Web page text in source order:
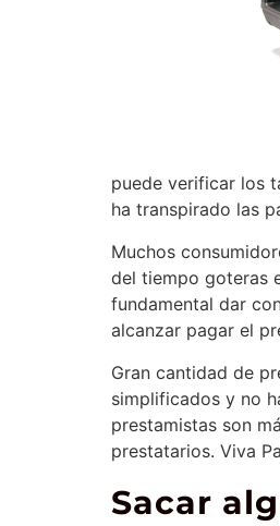
puede verificar los
ha transpirado las
Muchos
del tiempo goteras
fundamental dar
alcanzar pagar el
Gran cantidad de
simplificados y no
prestamistas son
prestatarios. Viva
Sacar